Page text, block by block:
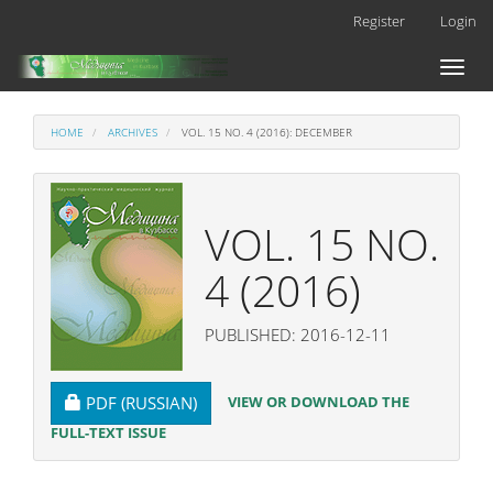
Main
Content
Register Login
Toggle
HOME ARCHIVES VOL. 15 NO. 4 (2016): DECEMBER
VOL. 15 NO.
4 (2016)
PUBLISHED: 2016-12-11
REQUIRES SUBSCRIPTION
PDF (RUSSIAN)
VIEW OR DOWNLOAD THE
FULL-TEXT ISSUE